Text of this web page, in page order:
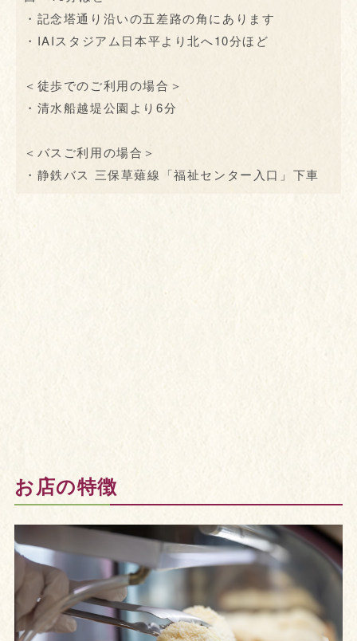
・記念塔通り沿いの五差路の角にあります
・IAIスタジアム日本平より北へ10分ほど
＜徒歩でのご利用の場合＞
・清水船越堤公園より6分
＜バスご利用の場合＞
・静鉄バス 三保草薙線「福祉センター入口」下車
お店の特徴